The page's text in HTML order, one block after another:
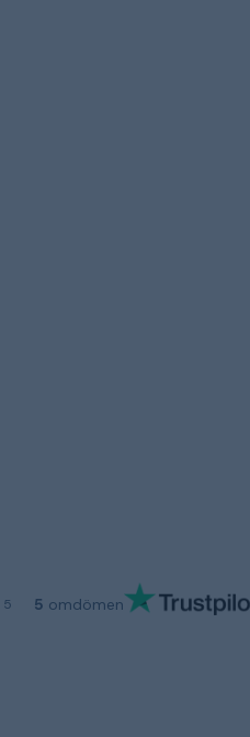
5 5 omdömen